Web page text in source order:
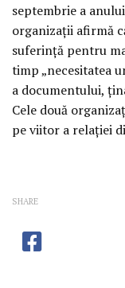
septembrie a
organizaţii afirmă
suferinţă pentru
timp „necesitatea
a documentului,
Cele două
pe viitor a relaţiei
SHARE